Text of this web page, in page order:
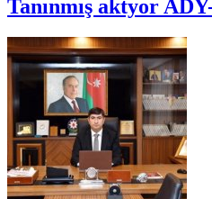
Tanınmış aktyor